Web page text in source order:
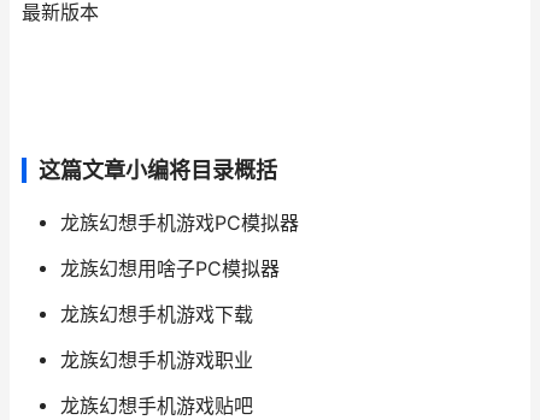
最新版本
这篇文章小编将目录概括
龙族幻想手机游戏PC模拟器
龙族幻想用啥子PC模拟器
龙族幻想手机游戏下载
龙族幻想手机游戏职业
龙族幻想手机游戏贴吧